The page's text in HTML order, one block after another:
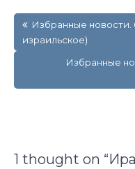
по
записям
Избранные
израильское)
Избранные
1 thought on “